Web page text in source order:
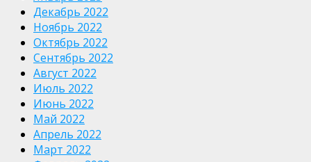
Декабрь 2022
Ноябрь 2022
Октябрь 2022
Сентябрь 2022
Август 2022
Июль 2022
Июнь 2022
Май 2022
Апрель 2022
Март 2022